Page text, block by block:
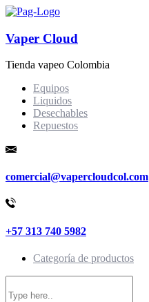
Vaper Cloud
Tienda vapeo Colombia
Equipos
Liquidos
Desechables
Repuestos
comercial@vapercloudcol.com
+57 313 740 5982
Categoría de productos